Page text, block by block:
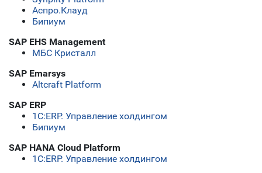
Аспро.Клауд
Бипиум
SAP EHS Management
МБС Кристалл
SAP Emarsys
Altcraft Platform
SAP ERP
1С:ERP. Управление холдингом
Бипиум
SAP HANA Cloud Platform
1С:ERP. Управление холдингом